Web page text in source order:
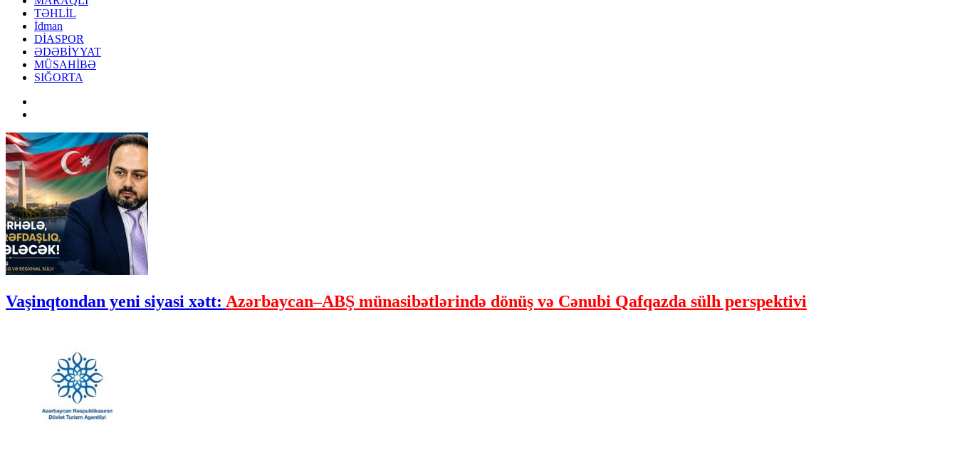
TƏHLİL
İdman
DİASPOR
ƏDƏBİYYAT
MÜSAHİBƏ
SIĞORTA
Vaşinqtondan yeni siyasi xətt: Azərbaycan–ABŞ münasibətlərində dönüş və Cənubi Qafqazda sülh perspektivi